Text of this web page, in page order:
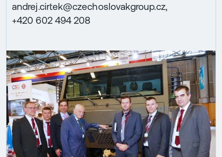
andrej.cirtek@czechoslovakgroup.cz,
+420 602 494 208